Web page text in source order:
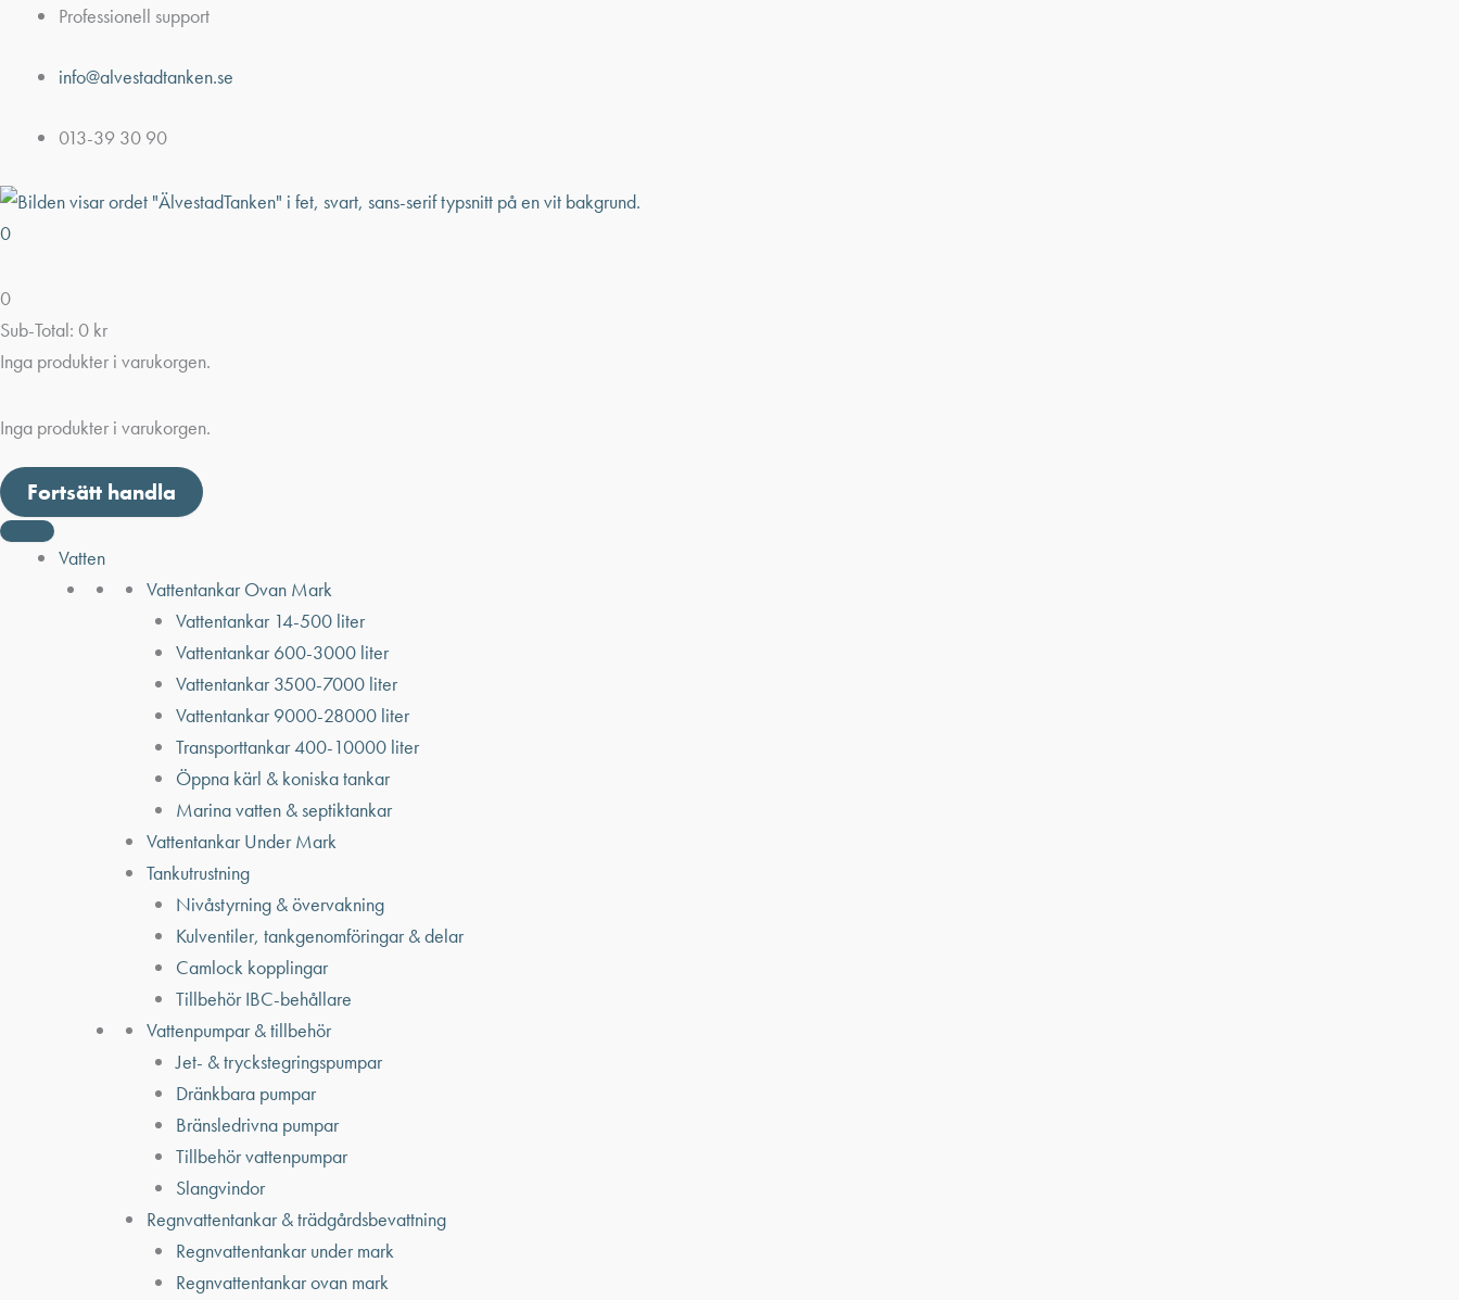
Hoppa
innehåll
Professionell support
info@alvestadtanken.se
013-39 30 90
0
0
Sub-Total: 0 kr
Inga produkter i varukorgen.
Inga produkter i varukorgen.
Fortsätt handla
Vatten
Vattentankar Ovan Mark
Vattentankar 14-500 liter
Vattentankar 600-3000 liter
Vattentankar 3500-7000 liter
Vattentankar 9000-28000 liter
Transporttankar 400-10000 liter
Öppna kärl & koniska tankar
Marina vatten & septiktankar
Vattentankar Under Mark
Tankutrustning
Nivåstyrning & övervakning
Kulventiler, tankgenomföringar & delar
Camlock kopplingar
Tillbehör IBC-behållare
Vattenpumpar & tillbehör
Jet- & tryckstegringspumpar
Dränkbara pumpar
Bränsledrivna pumpar
Tillbehör vattenpumpar
Slangvindor
Regnvattentankar & trädgårdsbevattning
Regnvattentankar under mark
Regnvattentankar ovan mark